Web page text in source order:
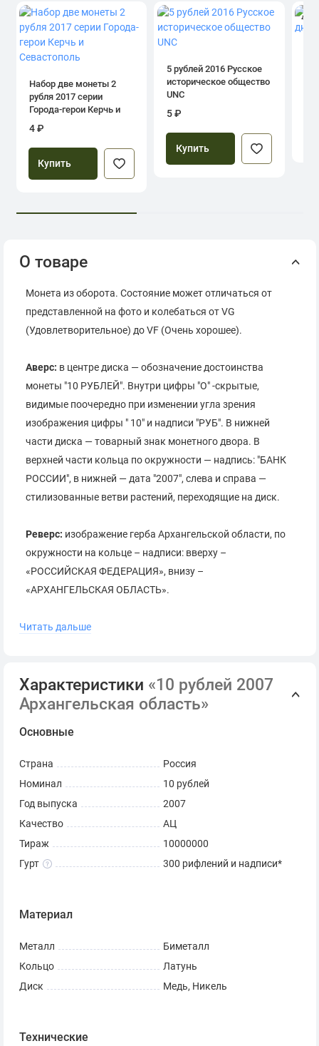
Набор две монеты 2
рубля 2017 серии
Города-герои Керчь и
4 ₽
Купить
5 рублей 2016 Русское
историческое общество
UNC
5 ₽
Купить
4.0
О товаре
Монета из оборота. Состояние может отличаться от
представленной на фото и колебаться от VG
(Удовлетворительное) до VF (Очень хорошее).
Аверс: в центре диска — обозначение достоинства
монеты "10 РУБЛЕЙ". Внутри цифры "О" -скрытые,
видимые поочередно при изменении угла зрения
изображения цифры " 10" и надписи "РУБ". В нижней
части диска — товарный знак монетного двора. В
верхней части кольца по окружности — надпись: "БАНК
РОССИИ", в нижней — дата "2007", слева и справа —
стилизованные ветви растений, переходящие на диск.
Реверс: изображение герба Архангельской области, по
окружности на кольце – надписи: вверху –
«РОССИЙСКАЯ ФЕДЕРАЦИЯ», внизу –
«АРХАНГЕЛЬСКАЯ ОБЛАСТЬ».
Гурт:300 рифлений и повторяющаяся дважды
Скульптор: Компьютерное моделирование.
монеты «10 рублей 2007
Памятные 10 рублей посвящены Архангельской
области и были выпущены в рамках серии «Российская
Читать дальше
Характеристики «10 рублей 2007
Архангельская область»
Основные
Страна
Россия
Номинал
10 рублей
Год выпуска
2007
Качество
АЦ
Тираж
10000000
Гурт
300 рифлений и надписи*
Материал
Металл
Биметалл
Кольцо
Латунь
Диск
Медь, Никель
Технические